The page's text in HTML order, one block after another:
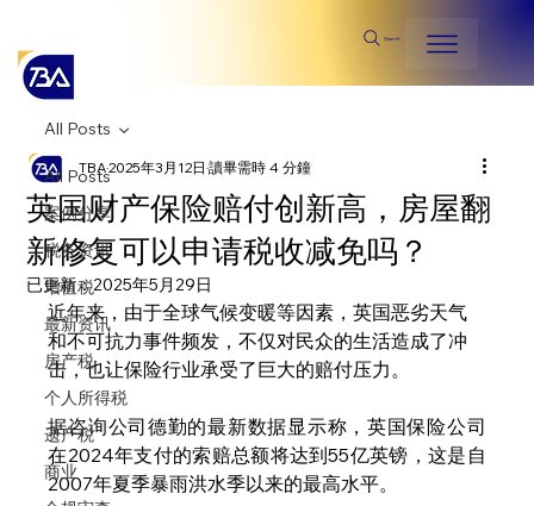
Search
All Posts
案例分享
税务资讯
增值税
最新资讯
房产税
个人所得税
遗产税
商业
All Posts
英国财产保险赔付创新高，房屋翻
新修复可以申请税收减免吗？
TBA2025年3月12日讀畢需時 4 分鐘
已更新：2025年5月29日
近年来，由于全球气候变暖等因素，英国恶劣天气
和不可抗力事件频发，不仅对民众的生活造成了冲
击，也让保险行业承受了巨大的赔付压力。
据咨询公司德勤的最新数据显示称，英国保险公司
在2024年支付的索赔总额将达到55亿英镑，这是自
2007年夏季暴雨洪水季以来的最高水平。